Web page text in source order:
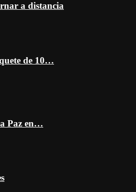
a distancia
de 10…
Paz en…